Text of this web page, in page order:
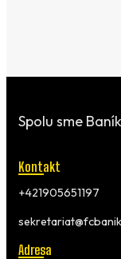
Spolu sme Baník
Kontakt
+421905651197
Adresa